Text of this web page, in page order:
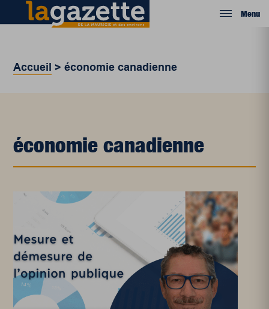
Menu
Accueil >économie canadienne
économie canadienne